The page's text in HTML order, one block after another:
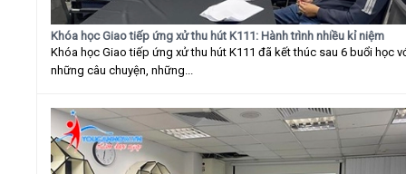
Khóa học Giao tiếp ứng xử thu hút K111: Hành trình nhiều kỉ niệm
Khóa học Giao tiếp ứng xử thu hút K111 đã kết thúc sau 6 buổi học
những câu chuyện, những...